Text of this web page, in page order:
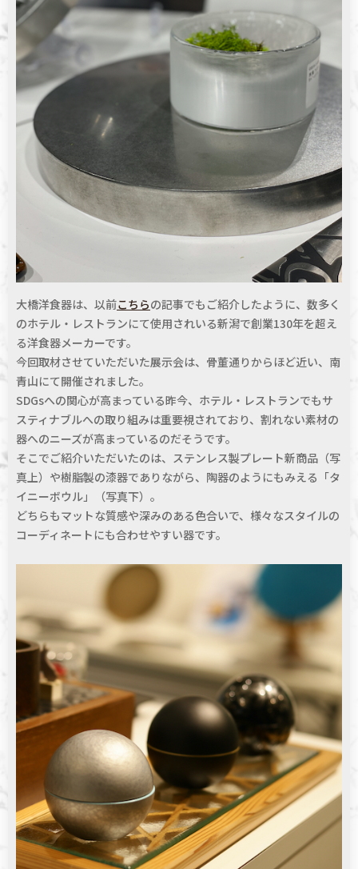
大橋洋食器は、以前こちらの記事でもご紹介したように、数多く
のホテル・レストランにて使用されいる新潟で創業130年を超え
る洋食器メーカーです。
今回取材させていただいた展示会は、骨董通りからほど近い、南
青山にて開催されました。
SDGsへの関心が高まっている昨今、ホテル・レストランでもサ
スティナブルへの取り組みは重要視されており、割れない素材の
器へのニーズが高まっているのだそうです。
そこでご紹介いただいたのは、ステンレス製プレート新商品（写
真上）や樹脂製の漆器でありながら、陶器のようにもみえる「タ
イニーボウル」（写真下）。
どちらもマットな質感や深みのある色合いで、様々なスタイルの
コーディネートにも合わせやすい器です。